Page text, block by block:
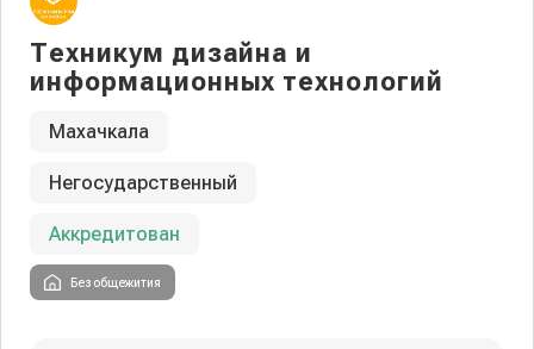
Техникум дизайна и
информационных технологий
Махачкала
Негосударственный
Аккредитован
Без общежития